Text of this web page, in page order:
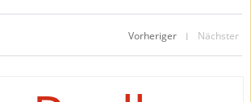
Vorheriger | Nächster